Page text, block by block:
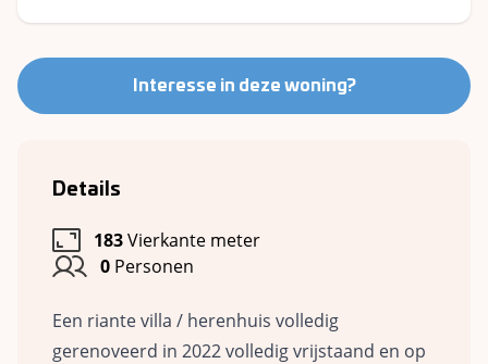
Details
183Vierkante meter
0 Personen
Een riante villa / herenhuis volledig
gerenoveerd in 2022 volledig vrijstaand en op
Interesse in deze woning?